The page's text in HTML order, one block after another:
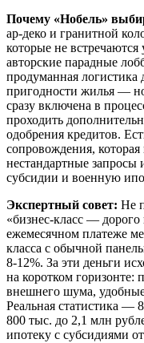
Почему «Нобель»
ар-деко и гранитной
которые не
авторские парадные
продуманная логистика
пригодности жилья —
сразу включена в
проходить
одобрения кредитов.
сопровождения,
нестандартные запросы
субсидии и военную
Экспертный совет: Не
«бизнес-класс —
ежемесячном платеже
класса с обычной
8-12%. За эти деньги
на коротком горизонте:
внешнего шума,
Реальная статистика —
800 тыс. до 2,1 млн
ипотеку с субсидиями